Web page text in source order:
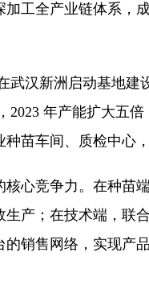
工全产业链体系，
武汉新洲启动基地
年产能扩大五
苗车间、质检中心
心竞争力。在种苗
产；在技术端，联
销售网络，实现产